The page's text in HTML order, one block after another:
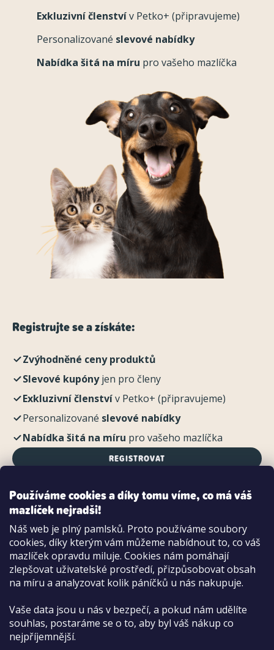
Používáme cookies a díky tomu víme, co má váš
mazlíček nejradši!
Náš web je plný pamlsků. Proto používáme soubory
cookies, díky kterým vám můžeme nabídnout to, co váš
mazlíček opravdu miluje. Cookies nám pomáhají
zlepšovat uživatelské prostředí, přizpůsobovat obsah
na míru a analyzovat kolik páníčků u nás nakupuje.
Vaše data jsou u nás v bezpečí, a pokud nám udělíte
souhlas, postaráme se o to, aby byl váš nákup co
nejpříjemnější.
Exkluzivní členstvív Petko+ (připravujeme)
Personalizované slevové nabídky
Nabídka šitá na míru pro vašeho mazlíčka
Registrujte se a získáte:
Zvýhodněné ceny produktů
Slevové kupónyjen pro členy
Exkluzivní členstvív Petko+ (připravujeme)
Personalizované slevové nabídky
Nabídka šitá na míru pro vašeho mazlíčka
REGISTROVAT
Možnosti platby:
Dobírkou
Hotově i kartou na pobočce